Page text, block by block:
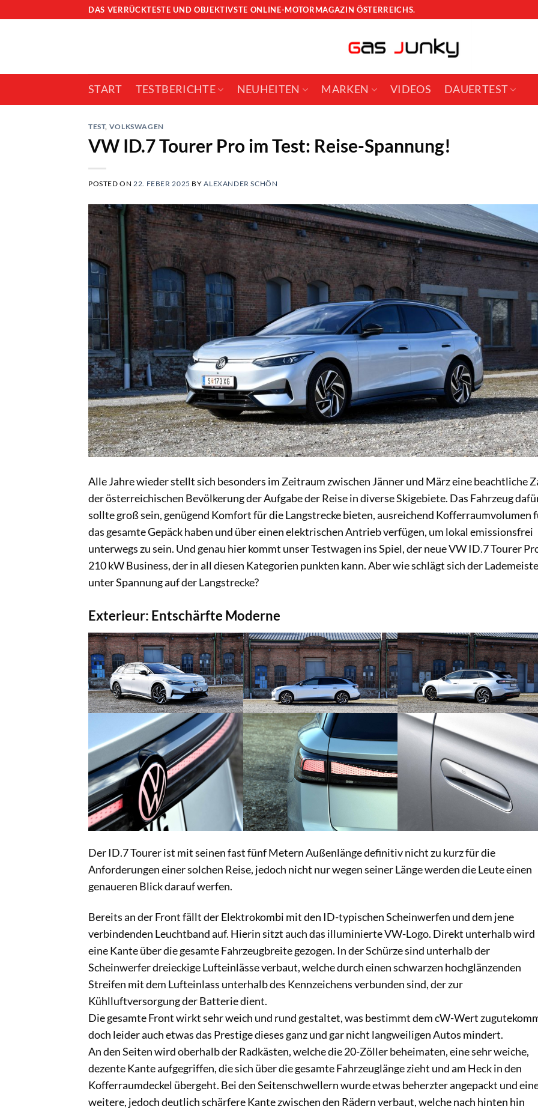
DAS VERRÜCKTESTE UND OBJEKTIVSTE ONLINE-MOTORMAGAZIN ÖSTERREICHS.
START TESTBERICHTE NEUHEITEN MARKEN VIDEOS DAUERTEST
TEST, VOLKSWAGEN
VW ID.7 Tourer Pro im Test: Reise-Spannung!
POSTED ON22. FEBER 2025 BYALEXANDER SCHÖN
Alle Jahre wieder stellt sich besonders im Zeitraum zwischen Jänner und März eine beachtliche
der österreichischen Bevölkerung der Aufgabe der Reise in diverse Skigebiete. Das Fahrzeug
sollte groß sein, genügend Komfort für die Langstrecke bieten, ausreichend Kofferraumvolumen
das gesamte Gepäck haben und über einen elektrischen Antrieb verfügen, um lokal emissionsfrei
unterwegs zu sein. Und genau hier kommt unser Testwagen ins Spiel, der neue VW ID.7 Tourer
210 kW Business, der in all diesen Kategorien punkten kann. Aber wie schlägt sich der
unter Spannung auf der Langstrecke?
Exterieur: Entschärfte Moderne
Der ID.7 Tourer ist mit seinen fast fünf Metern Außenlänge definitiv nicht zu kurz für die
Anforderungen einer solchen Reise, jedoch nicht nur wegen seiner Länge werden die Leute einen
genaueren Blick darauf werfen.
Bereits an der Front fällt der Elektrokombi mit den ID-typischen Scheinwerfen und dem jene
verbindenden Leuchtband auf. Hierin sitzt auch das illuminierte VW-Logo. Direkt unterhalb wird
eine Kante über die gesamte Fahrzeugbreite gezogen. In der Schürze sind unterhalb der
Scheinwerfer dreieckige Lufteinlässe verbaut, welche durch einen schwarzen hochglänzenden
Streifen mit dem Lufteinlass unterhalb des Kennzeichens verbunden sind, der zur
Kühlluftversorgung der Batterie dient.
Die gesamte Front wirkt sehr weich und rund gestaltet, was bestimmt dem cW-Wert
doch leider auch etwas das Prestige dieses ganz und gar nicht langweiligen Autos mindert.
An den Seiten wird oberhalb der Radkästen, welche die 20-Zöller beheimaten, eine sehr weiche,
dezente Kante aufgegriffen, die sich über die gesamte Fahrzeuglänge zieht und am Heck in den
Kofferraumdeckel übergeht. Bei den Seitenschwellern wurde etwas beherzter angepackt und
weitere, jedoch deutlich schärfere Kante zwischen den Rädern verbaut, welche nach hinten hin